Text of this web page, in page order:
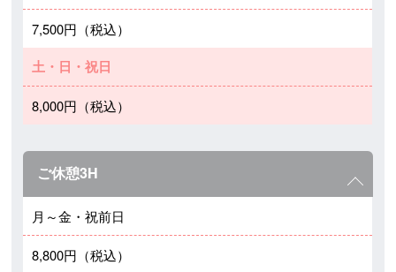
7,500円（税込）
土・日・祝日
8,000円（税込）
ご休憩3H
月～金・祝前日
8,800円（税込）